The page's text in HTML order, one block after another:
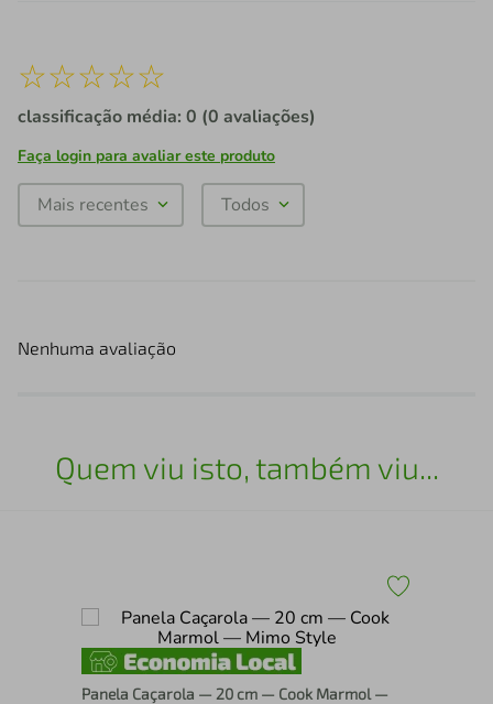
☆☆☆☆☆
classificação média: 0 (0 avaliações)
Faça login para avaliar este produto
Mais recentes Todos
Nenhuma avaliação
Quem viu isto, também viu...
Panela Caçarola — 20 cm — Cook Marmol —